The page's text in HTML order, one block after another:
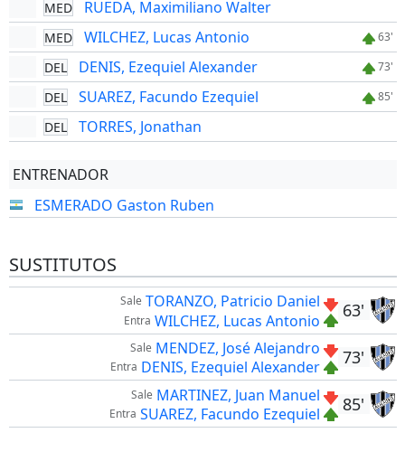
MED RUEDA, Maximiliano Walter
MED WILCHEZ, Lucas Antonio 63'
DEL DENIS, Ezequiel Alexander 73'
DEL SUAREZ, Facundo Ezequiel 85'
DEL TORRES, Jonathan
ENTRENADOR
ESMERADO Gaston Ruben
SUSTITUTOS
63'
Sale TORANZO, Patricio Daniel
Entra WILCHEZ, Lucas Antonio
73'
Sale MENDEZ, José Alejandro
Entra DENIS, Ezequiel Alexander
85'
Sale MARTINEZ, Juan Manuel
Entra SUAREZ, Facundo Ezequiel